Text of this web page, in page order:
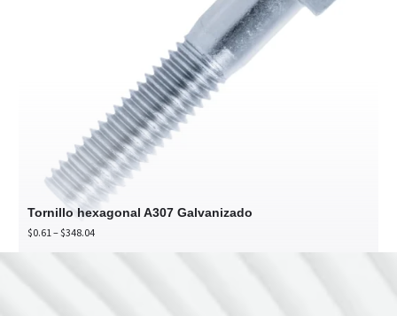
Tornillo hexagonal A307 Galvanizado
$0.61 –$348.04Price